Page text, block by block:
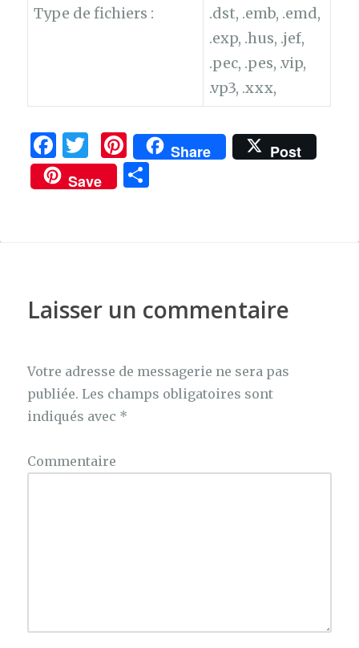
Type de fichiers :
.dst, .emb, .emd,
.exp, .hus, .jef,
.pec, .pes, .vip,
.vp3, .xxx,
F
a
c
o
k
T
w
it
Pi
n
te
Share
Post
Save
Laisser un commentaire
Votre adresse de messagerie ne sera pas
publiée. Les champs obligatoires sont
indiqués avec *
Commentaire